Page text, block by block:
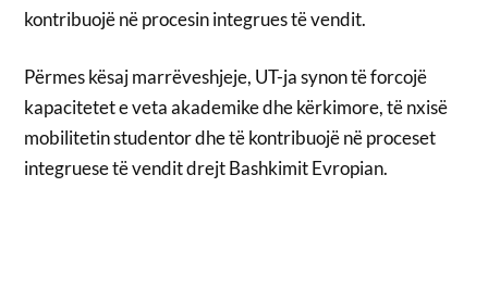
kontribuojë në procesin integrues të vendit.
Përmes kësaj marrëveshjeje, UT-ja synon të forcojë
kapacitetet e veta akademike dhe kërkimore, të nxisë
mobilitetin studentor dhe të kontribuojë në proceset
integruese të vendit drejt Bashkimit Evropian.